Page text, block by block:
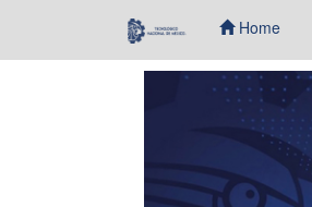
Home